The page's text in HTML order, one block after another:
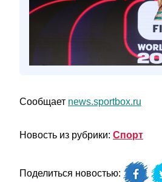
Сообщает news.sportbox.ru
Новость из рубрики: Спорт
Поделиться новостью: